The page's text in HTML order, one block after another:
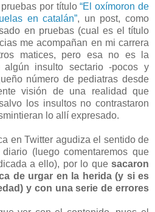
por título“El oxímoron de
en catalán”, un post, como
en pruebas (cual es el título
me acompañan en mi carrera
matices, pero esa no es la
insulto sectario -pocos y
número de pediatras desde
visión de una realidad que
los insultos no contrastaron
lo allí expresado.
en Twitter agudiza el sentido de
(luego comentaremos que
a ello), por lo que sacaron
de urgar en la herida (y si es
y con una serie de errores